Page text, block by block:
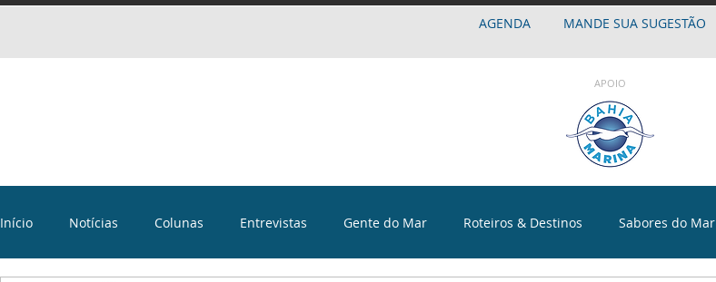
Início Notícias Colunas Entrevistas Gente do Mar Roteiros & Destinos Sabores do Mar
AGENDA MANDE SUA SUGESTÃO
APOIO